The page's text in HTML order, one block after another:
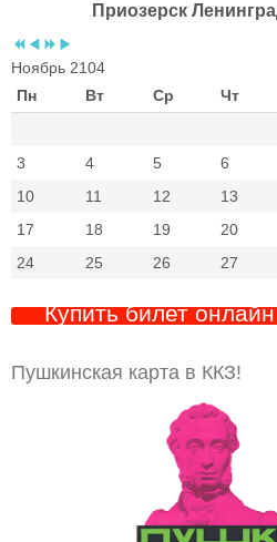
Приозерск
Ноябрь 2104
Пн
Вт Ср Чт
3
4 5 6
10
11 12 13
17
18 19 20
24
25 26 27
Купить билет онлайн
Пушкинская карта в ККЗ!